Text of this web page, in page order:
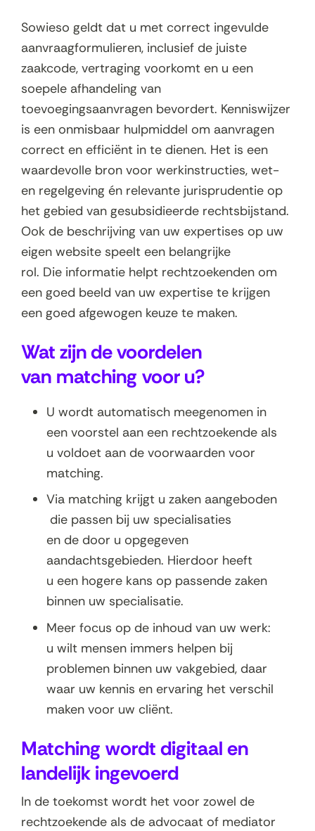
Sowieso geldt dat u met correct ingevulde
aanvraagformulieren, inclusief de juiste
zaakcode, vertraging voorkomt en u een
soepele afhandeling van
toevoegingsaanvragen bevordert. Kenniswijzer
is een onmisbaar hulpmiddel om aanvragen
correct en efficiënt in te dienen. Het is een
waardevolle bron voor werkinstructies, wet-
en regelgeving én relevante jurisprudentie op
het gebied van gesubsidieerde rechtsbijstand.
Ook de beschrijving van uw expertises op uw
eigen website speelt een belangrijke
rol. Die informatie helpt rechtzoekenden om
een goed beeld van uw expertise te krijgen
een goed afgewogen keuze te maken.
Wat zijn de voordelen
van matching voor u?
U wordt automatisch meegenomen in
een voorstel aan een rechtzoekende als
u voldoet aan de voorwaarden voor
matching.
Via matching krijgt u zaken aangeboden
die passen bij uw specialisaties
en de door u opgegeven
aandachtsgebieden. Hierdoor heeft
u een hogere kans op passende zaken
binnen uw specialisatie.
Meer focus op de inhoud van uw werk:
u wilt mensen immers helpen bij
problemen binnen uw vakgebied, daar
waar uw kennis en ervaring het verschil
maken voor uw cliënt.
Matching wordt digitaal en
landelijk ingevoerd
In de toekomst wordt het voor zowel de
rechtzoekende als de advocaat of mediator